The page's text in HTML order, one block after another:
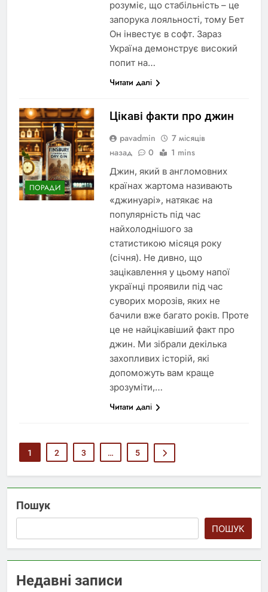
розуміє, що стабільність – це
запорука лояльності, тому Бет
Он інвестує в софт. Зараз
Україна демонструє високий
попит на…
Читати далі
ПОРАДИ
Цікаві факти про джин
pavadmin
7 місяців
назад
0 1 mins
Джин, який в англомовних
країнах жартома називають
«джинуарі», натякає на
популярність під час
найхолоднішого за
статистикою місяця року
(січня). Не дивно, що
зацікавлення у цьому напої
українці проявили під час
суворих морозів, яких не
бачили вже багато років. Проте
це не найцікавіший факт про
джин. Ми зібрали декілька
захопливих історій, які
допоможуть вам краще
зрозуміти,…
Читати далі
1 2 3 … 5
Пошук
ПОШУК
Недавні записи